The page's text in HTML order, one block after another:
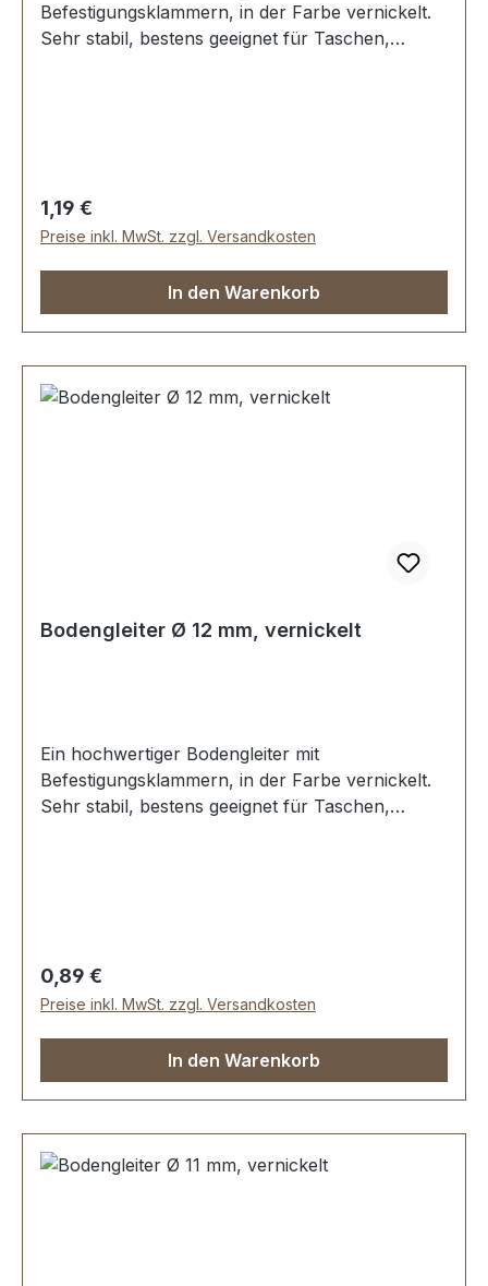
Befestigungsklammern, in der Farbe vernickelt.
Sehr stabil, bestens geeignet für Taschen,
Regulärer Preis:
1,19 €
Preise inkl. MwSt. zzgl. Versandkosten
In den Warenkorb
Bodengleiter Ø 12 mm, vernickelt
Ein hochwertiger Bodengleiter mit
Befestigungsklammern, in der Farbe vernickelt.
Sehr stabil, bestens geeignet für Taschen,
Regulärer Preis:
0,89 €
Preise inkl. MwSt. zzgl. Versandkosten
In den Warenkorb